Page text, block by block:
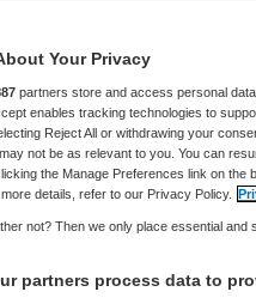
Wieteke Graven13 februari
vindt in de Tweede
Your Privacy
partners store and access personal
enables tracking technologies to
Reject All or withdrawing your
not be as relevant to you. You can
the Manage Preferences link on the
details, refer to our Privacy Policy.
not? Then we only place essential
partners process data to